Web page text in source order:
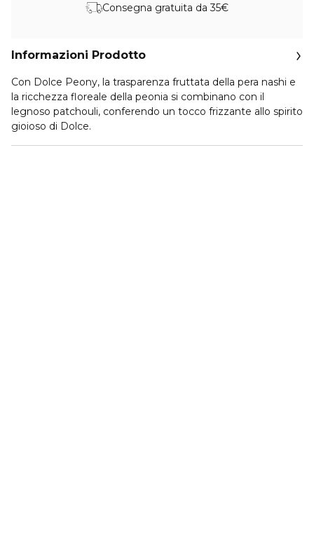
Consegna gratuita da 35€
Informazioni Prodotto
Con Dolce Peony, la trasparenza fruttata della pera nashi e
la ricchezza floreale della peonia si combinano con il
legnoso patchouli, conferendo un tocco frizzante allo spirito
gioioso di Dolce.